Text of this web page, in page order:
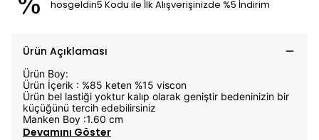
hosgeldin5 Kodu ile İlk Alışverişinizde %5 İndirim
Ürün Açıklaması
Ürün Boy:
Ürün İçerik : %85 keten %15 viscon
Ürün bel lastiği yoktur kalıp olarak geniştir bedeninizin bir
küçüğünü tercih edebilirsiniz
Manken Boy :1.60 cm
Devamını Göster